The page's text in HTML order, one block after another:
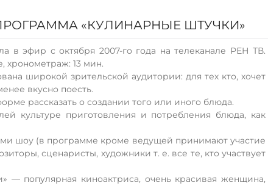
«КУЛИНАРНЫЕ ШТУЧКИ»
в эфир с октября 2007-го года на телеканале РЕН ТВ.
хронометраж: 13 мин.
широкой зрительской аудитории: для тех кто, хочет
вкусно поесть.
рассказать о создании того или иного блюда.
культуре приготовления и потребления блюда, как
шоу (в программе кроме ведущей принимают участие
сценаристы, художники т. е. все те, кто участвует
— популярная киноактриса, очень красивая женщина,